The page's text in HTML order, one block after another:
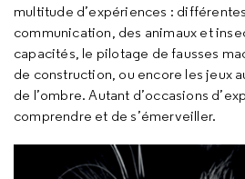
multitude d’expériences :
communication, des animaux et
capacités, le pilotage de fausses
de construction, ou encore les jeux
de l’ombre. Autant d’occasions
comprendre et de s’émerveiller.